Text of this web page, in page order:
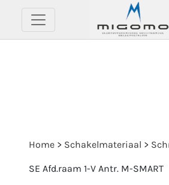
Home > Schakelmateriaal >
SE Afd.raam 1-V Antr. M-SMART